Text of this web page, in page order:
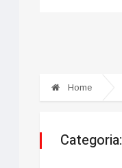
Home
Categoria: